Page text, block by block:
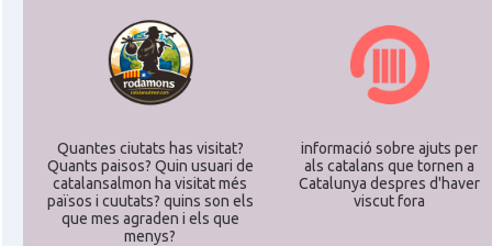
Quantes ciutats has visitat?
Quants paisos? Quin usuari de
catalansalmon ha visitat més
països i cuutats? quins son els
que mes agraden i els que
menys?
informació sobre ajuts per
als catalans que tornen a
Catalunya despres d'haver
viscut fora